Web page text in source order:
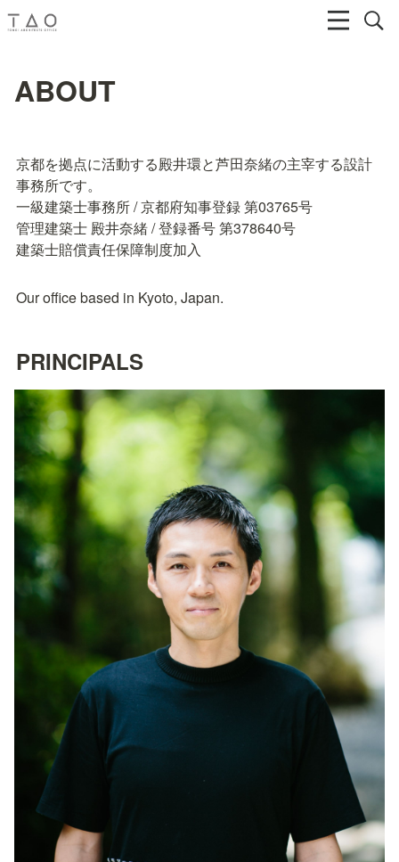
ABOUT
京都を拠点に活動する殿井環と芦田奈緒の主宰する設計
事務所です。
一級建築士事務所 / 京都府知事登録 第03765号
管理建築士 殿井奈緒 / 登録番号 第378640号
建築士賠償責任保障制度加入
Our office based in Kyoto, Japan.
PRINCIPALS